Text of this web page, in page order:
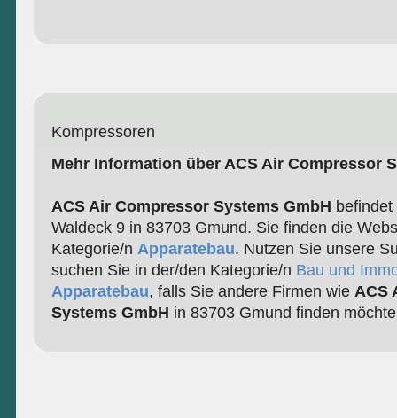
Kompressoren
Mehr Information über ACS Air Compressor
ACS Air Compressor Systems GmbH
Waldeck 9 in 83703 Gmund. Sie finden die
Kategorie/n Apparatebau. Nutzen Sie unsere
suchen Sie in der/den Kategorie/n Bau und
Apparatebau, falls Sie andere Firmen wie ACS
Systems GmbH in 83703 Gmund finden